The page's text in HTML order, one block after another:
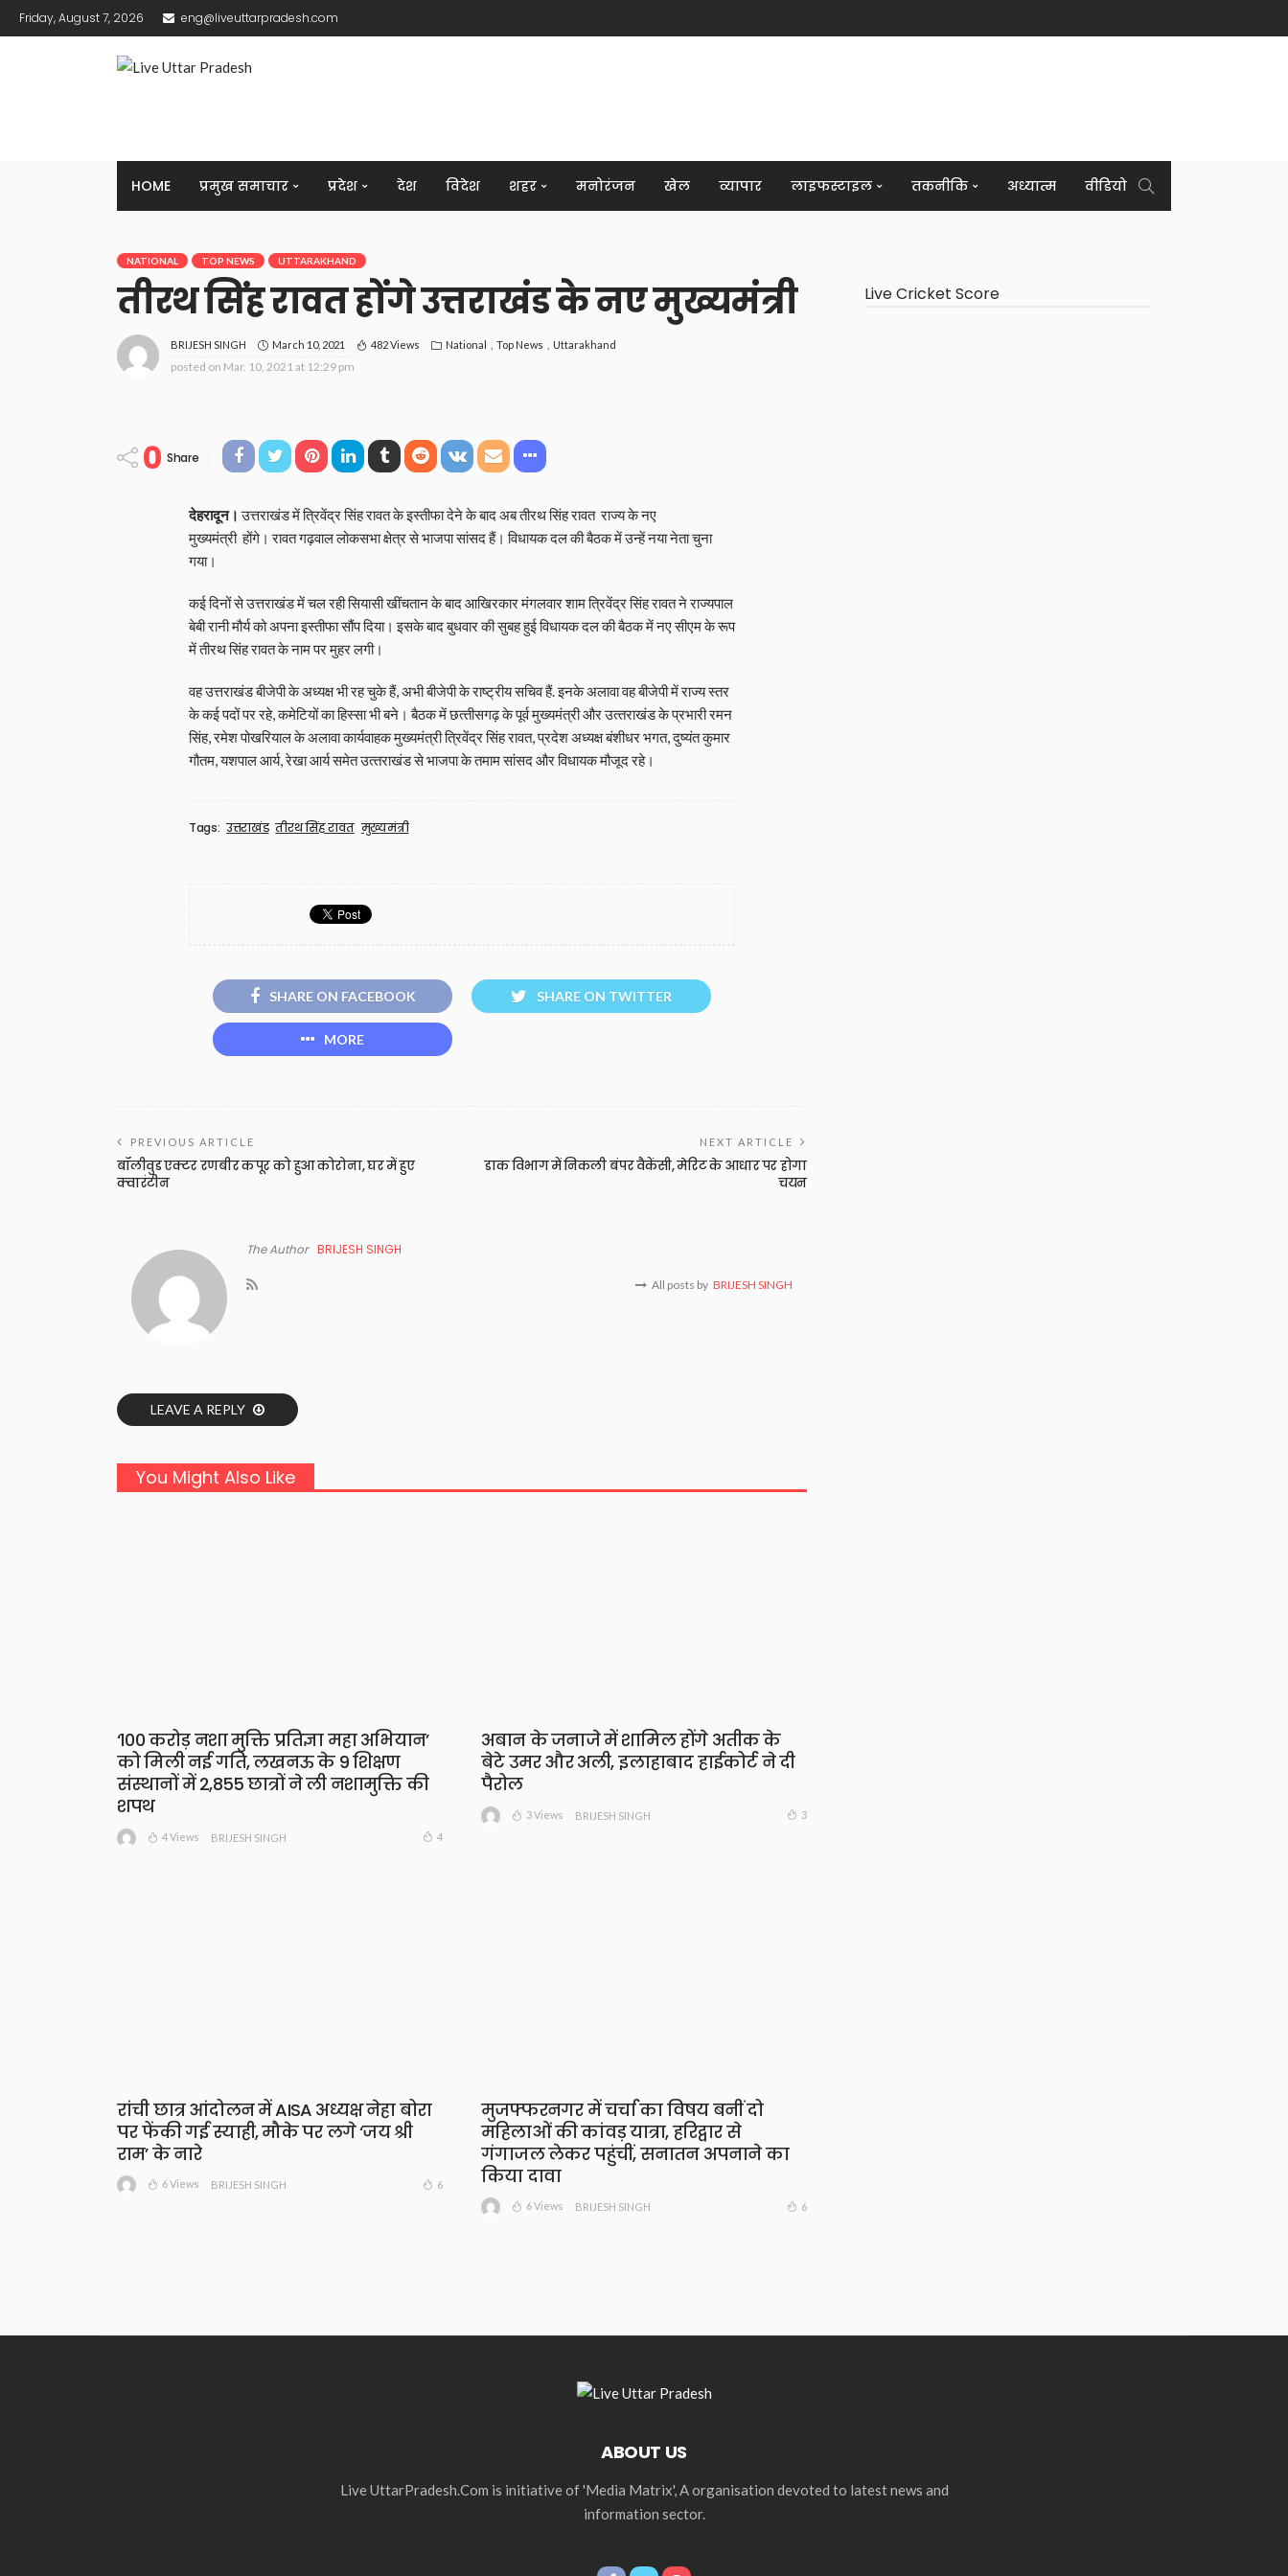
Friday, August 7, 2026 eng@liveuttarpradesh.com
HOME प्रमुख समाचार प्रदेश देश विदेश शहर मनोरंजन खेल व्यापार लाइफस्टाइल तकनीकि अध्यात्म वीडियो
NATIONAL TOP NEWS UTTARAKHAND
तीरथ सिंह रावत होंगे उत्तराखंड के नए मुख्यमंत्री
BRIJESH SINGH March 10, 2021 482 Views National Top News Uttarakhand
posted on Mar. 10, 2021 at 12:29 pm
0 Share
देहरादून। उत्तराखंड में त्रिवेंद्र सिंह रावत के इस्तीफा देने के बाद अब तीरथ सिंह रावत राज्य के नए
मुख्‍यमंत्री होंगे। रावत गढ़वाल लोकसभा क्षेत्र से भाजपा सांसद हैं। विधायक दल की बैठक में उन्‍हें नया नेता चुना
गया।
कई दिनों से उत्तराखंड में चल रही सियासी खींचतान के बाद आखिरकार मंगलवार शाम त्रिवेंद्र सिंह रावत ने राज्‍यपाल
बेबी रानी मौर्य को अपना इस्‍तीफा सौंप दिया। इसके बाद बुधवार की सुबह हुई विधायक दल की बैठक में नए सीएम के रूप
में तीरथ सिंह रावत के नाम पर मुहर लगी।
वह उत्तराखंड बीजेपी के अध्यक्ष भी रह चुके हैं, अभी बीजेपी के राष्ट्रीय सचिव हैं. इनके अलावा वह बीजेपी में राज्य स्तर
के कई पदों पर रहे, कमेटियों का हिस्सा भी बने। बैठक में छत्‍तीसगढ़ के पूर्व मुख्‍यमंत्री और उत्‍तराखंड के प्रभारी रमन
सिंह, रमेश पोखरियाल के अलावा कार्यवाहक मुख्‍यमंत्री त्रिवेंद्र सिंह रावत, प्रदेश अध्‍यक्ष बंशीधर भगत, दुष्‍यंत कुमार
गौतम, यशपाल आर्य, रेखा आर्य समेत उत्‍तराखंड से भाजपा के तमाम सांसद और विधायक मौजूद रहे।
Tags: उत्तराखंड तीरथ सिंह रावत मुख्यमंत्री
SHARE ON FACEBOOK SHARE ON TWITTER
MORE
PREVIOUS ARTICLE
बॉलीवुड एक्टर रणबीर कपूर को हुआ कोरोना, घर में हुए
क्वारंटीन
NEXT ARTICLE
डाक विभाग में निकली बंपर वैकेंसी, मेरिट के आधार पर होगा
चयन
The Author BRIJESH SINGH
All posts by BRIJESH SINGH
LEAVE A REPLY
You Might Also Like
‘100 करोड़ नशा मुक्ति प्रतिज्ञा महा अभियान’
को मिली नई गति, लखनऊ के 9 शिक्षण
संस्थानों में 2,855 छात्रों ने ली नशामुक्ति की
शपथ
4 Views BRIJESH SINGH 4
अबान के जनाजे में शामिल होंगे अतीक के
बेटे उमर और अली, इलाहाबाद हाईकोर्ट ने दी
पैरोल
3 Views BRIJESH SINGH 3
रांची छात्र आंदोलन में AISA अध्यक्ष नेहा बोरा
पर फेंकी गई स्याही, मौके पर लगे ‘जय श्री
राम’ के नारे
6 Views BRIJESH SINGH 6
मुजफ्फरनगर में चर्चा का विषय बनीं दो
महिलाओं की कांवड़ यात्रा, हरिद्वार से
गंगाजल लेकर पहुंचीं, सनातन अपनाने का
किया दावा
6 Views BRIJESH SINGH 6
Live Cricket Score
ABOUT US
Live UttarPradesh.Com is initiative of 'Media Matrix', A organisation devoted to latest news and
information sector.